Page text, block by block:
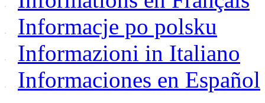
Informacje po polsku
Informazioni in Italiano
Informaciones en Español